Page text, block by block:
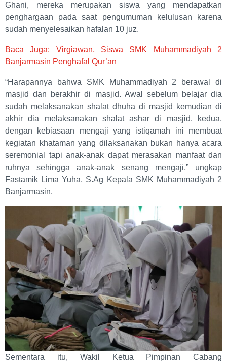
Ghani, mereka merupakan siswa yang mendapatkan
penghargaan pada saat pengumuman kelulusan karena
sudah menyelesaikan hafalan 10 juz.
Baca Juga: Virgiawan, Siswa SMK Muhammadiyah 2
Banjarmasin Penghafal Qur’an
“Harapannya bahwa SMK Muhammadiyah 2 berawal di
masjid dan berakhir di masjid. Awal sebelum belajar dia
sudah melaksanakan shalat dhuha di masjid kemudian di
akhir dia melaksanakan shalat ashar di masjid. kedua,
dengan kebiasaan mengaji yang istiqamah ini membuat
kegiatan khataman yang dilaksanakan bukan hanya acara
seremonial tapi anak-anak dapat merasakan manfaat dan
ruhnya sehingga anak-anak senang mengaji,” ungkap
Fastamik Lima Yuha, S.Ag Kepala SMK Muhammadiyah 2
Banjarmasin.
Sementara itu, Wakil Ketua Pimpinan Cabang